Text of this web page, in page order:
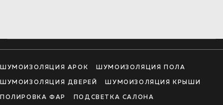
ШУМОИЗОЛЯЦИЯ АРОК ШУМОИЗОЛЯЦИЯ ПОЛА
ШУМОИЗОЛЯЦИЯ ДВЕРЕЙ ШУМОИЗОЛЯЦИЯ КРЫШИ
ПОЛИРОВКА ФАР ПОДСВЕТКА САЛОНА